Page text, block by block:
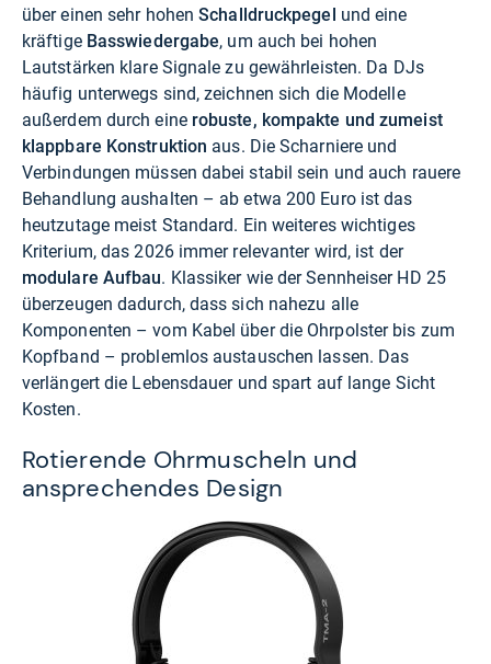
über einen sehr hohenSchalldruckpegel und eine
kräftige Basswiedergabe, um auch bei hohen
Lautstärken klare Signale zu gewährleisten. Da DJs
häufig unterwegs sind, zeichnen sich die Modelle
außerdem durch eine robuste, kompakte und zumeist
klappbare Konstruktion aus. Die Scharniere und
Verbindungen müssen dabei stabil sein und auch rauere
Behandlung aushalten – ab etwa 200 Euro ist das
heutzutage meist Standard. Ein weiteres wichtiges
Kriterium, das 2026 immer relevanter wird, ist der
modulare Aufbau. Klassiker wie der Sennheiser HD 25
überzeugen dadurch, dass sich nahezu alle
Komponenten – vom Kabel über die Ohrpolster bis zum
Kopfband – problemlos austauschen lassen. Das
verlängert die Lebensdauer und spart auf lange Sicht
Kosten.
Rotierende Ohrmuscheln und
ansprechendes Design